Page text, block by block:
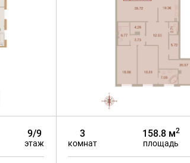
9/9
этаж
3
комнат
158.8 м2
площадь